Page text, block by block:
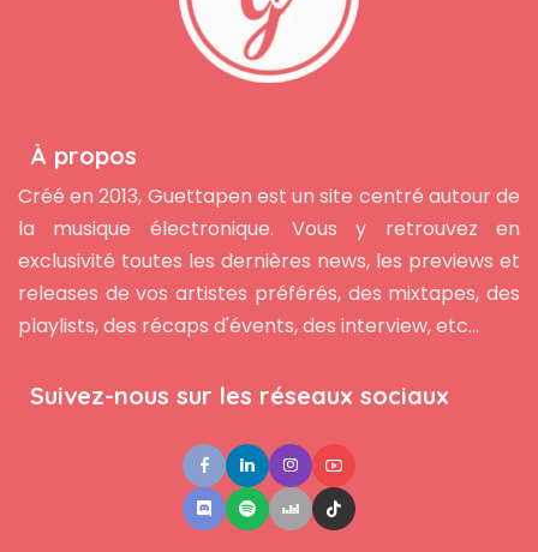
À propos
Créé en 2013, Guettapen est un site centré autour de
la musique électronique. Vous y retrouvez en
exclusivité toutes les dernières news, les previews et
releases de vos artistes préférés, des mixtapes, des
playlists, des récaps d'évents, des interview, etc...
Suivez-nous sur les réseaux sociaux